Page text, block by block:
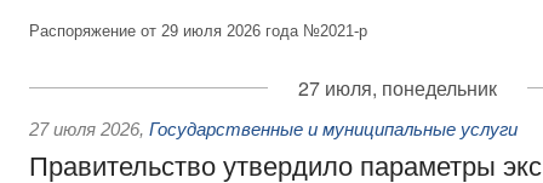
Распоряжение от 29 июля 2026 года №2021-р
27 июля, понедельник
27 июля 2026, Государственные и муниципальные услуги
Правительство утвердило параметры